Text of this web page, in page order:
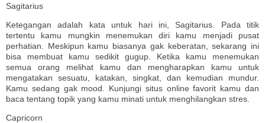
Sagitarius
Ketegangan adalah kata untuk hari ini, Sagitarius. Pada titik
tertentu kamu mungkin menemukan diri kamu menjadi pusat
perhatian. Meskipun kamu biasanya gak keberatan, sekarang ini
bisa membuat kamu sedikit gugup. Ketika kamu menemukan
semua orang melihat kamu dan mengharapkan kamu untuk
mengatakan sesuatu, katakan, singkat, dan kemudian mundur.
Kamu sedang gak mood. Kunjungi situs online favorit kamu dan
baca tentang topik yang kamu minati untuk menghilangkan stres.
Capricorn